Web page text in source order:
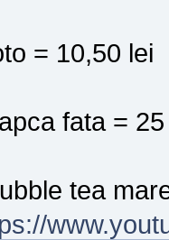
= 10,50 lei
fata =
tea